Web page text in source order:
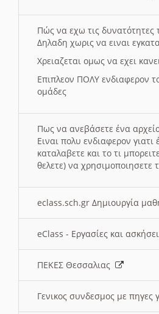
Πώς να εχω τις
Δηλαδη χωρις να ειναι
Χρειαζεται ομως να εχει
Επιπλεον ΠΟΛΥ ενδιαφερον
ομάδες
Πως να ανεβάσετε ένα
Ειναι πολυ ενδιαφερον
καταλαβετε και το τι
θελετε) να χρησιμοποιησετε
eclass.sch.gr Δημιουργία
eClass - Εργασίες και
ΠΕΚΕΣ Θεσσαλιας
Γενικος συνδεσμος με πηγες